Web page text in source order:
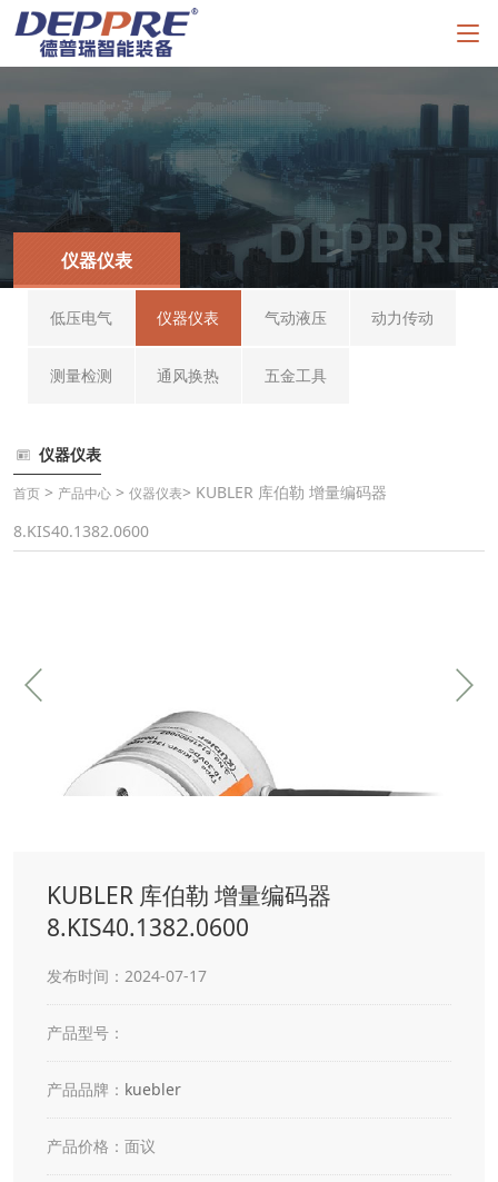
仪器仪表
低压电气 仪器仪表 气动液压 动力传动
测量检测 通风换热 五金工具
仪器仪表
首页 > 产品中心 > 仪器仪表> KUBLER 库伯勒 增量编码器
8.KIS40.1382.0600
KUBLER 库伯勒 增量编码器
8.KIS40.1382.0600
发布时间：2024-07-17
产品型号：
产品品牌： kuebler
产品价格：面议